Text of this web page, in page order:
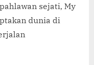
sejati, My
dunia di